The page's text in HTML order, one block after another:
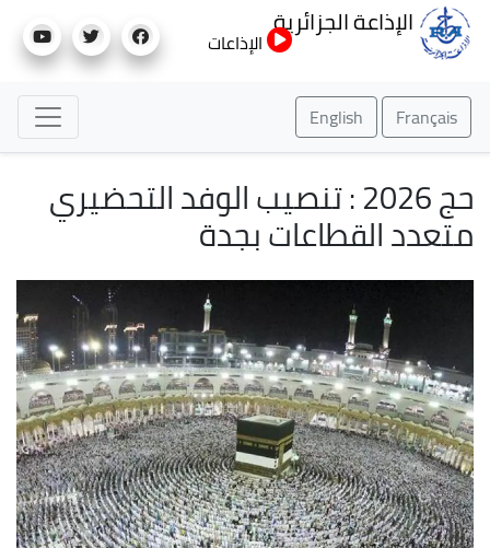
إلى
الإذاعة الجزائرية
الإذاعات
Français
English
حج 2026 : تنصيب الوفد التحضيري
متعدد القطاعات بجدة